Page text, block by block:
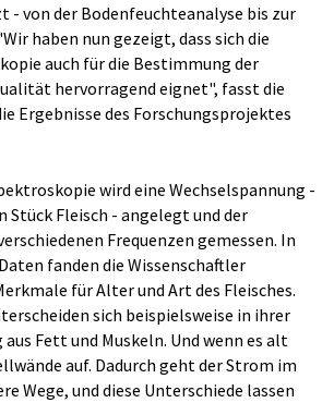
- von der Bodenfeuchteanalyse bis zur
haben nun gezeigt, dass sich die
auch für die Bestimmung der
hervorragend eignet", fasst die
Ergebnisse des Forschungsprojektes
wird eine Wechselspannung -
Stück Fleisch - angelegt und der
Frequenzen gemessen. In
fanden die Wissenschaftler
für Alter und Art des Fleisches.
sich beispielsweise in ihrer
Fett und Muskeln. Und wenn es alt
auf. Dadurch geht der Strom im
Wege, und diese Unterschiede lassen